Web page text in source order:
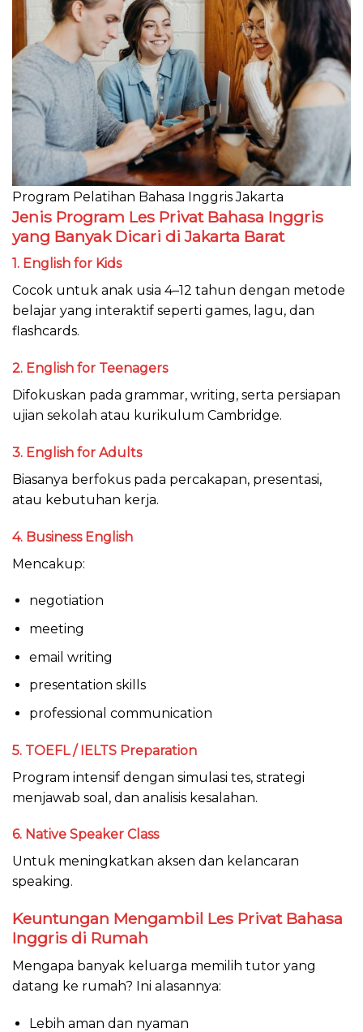
Program Pelatihan Bahasa Inggris Jakarta
Jenis Program Les Privat Bahasa Inggris
yang Banyak Dicari di Jakarta Barat
1. English for Kids
Cocok untuk anak usia 4–12 tahun dengan metode
belajar yang interaktif seperti games, lagu, dan
flashcards.
2. English for Teenagers
Difokuskan pada grammar, writing, serta persiapan
ujian sekolah atau kurikulum Cambridge.
3. English for Adults
Biasanya berfokus pada percakapan, presentasi,
atau kebutuhan kerja.
4. Business English
Mencakup:
negotiation
meeting
email writing
presentation skills
professional communication
5. TOEFL / IELTS Preparation
Program intensif dengan simulasi tes, strategi
menjawab soal, dan analisis kesalahan.
6. Native Speaker Class
Untuk meningkatkan aksen dan kelancaran
speaking.
Keuntungan Mengambil Les Privat Bahasa
Inggris di Rumah
Mengapa banyak keluarga memilih tutor yang
datang ke rumah? Ini alasannya:
Lebih aman dan nyaman